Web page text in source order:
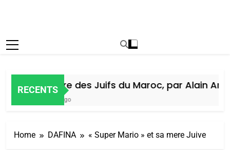
RECENTS
Histoire des Juifs du Maroc, par Alain Amiel
Home DAFINA « Super Mario » et sa mere Juive